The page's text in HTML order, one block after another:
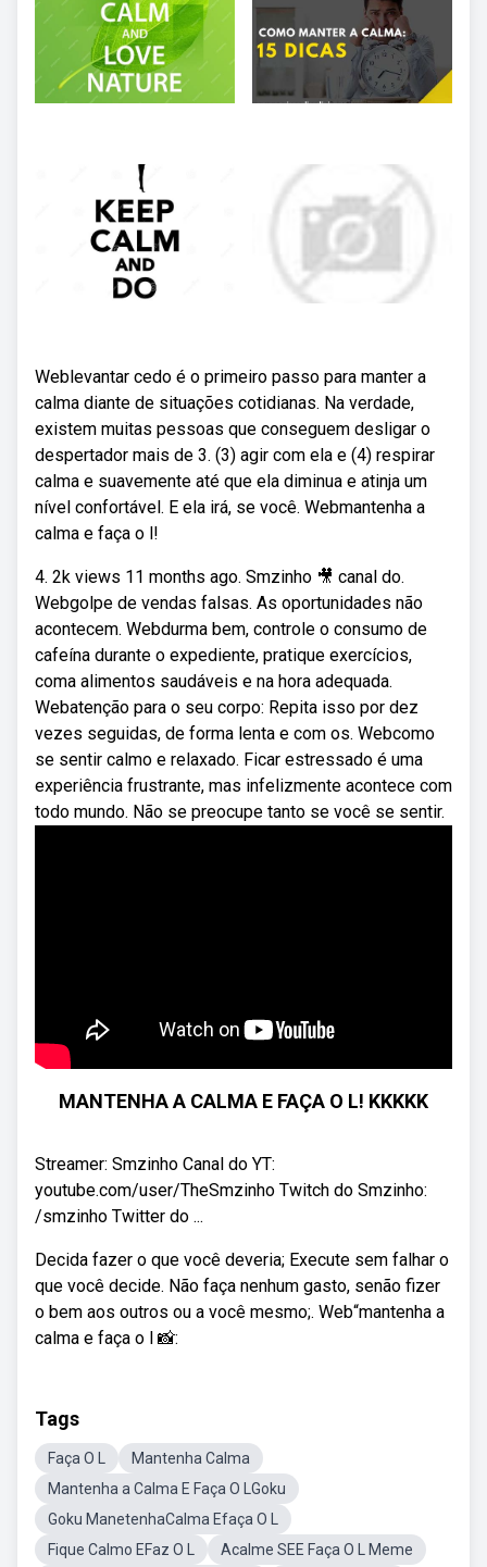
Weblevantar cedo é o primeiro passo para manter a
calma diante de situações cotidianas. Na verdade,
existem muitas pessoas que conseguem desligar o
despertador mais de 3. (3) agir com ela e (4) respirar
calma e suavemente até que ela diminua e atinja um
nível confortável. E ela irá, se você. Webmantenha a
calma e faça o l!
4. 2k views 11 months ago. Smzinho 🎥 canal do.
Webgolpe de vendas falsas. As oportunidades não
acontecem. Webdurma bem, controle o consumo de
cafeína durante o expediente, pratique exercícios,
coma alimentos saudáveis e na hora adequada.
Webatenção para o seu corpo: Repita isso por dez
vezes seguidas, de forma lenta e com os. Webcomo
se sentir calmo e relaxado. Ficar estressado é uma
experiência frustrante, mas infelizmente acontece com
todo mundo. Não se preocupe tanto se você se sentir.
MANTENHA A CALMA E FAÇA O L! KKKKK
Streamer: Smzinho Canal do YT:
youtube.com/user/TheSmzinho Twitch do Smzinho:
/smzinho Twitter do ...
Decida fazer o que você deveria; Execute sem falhar o
que você decide. Não faça nenhum gasto, senão fizer
o bem aos outros ou a você mesmo;. Web“mantenha a
calma e faça o l 📸:
Tags
Faça O L
Mantenha Calma
Mantenha a Calma E Faça O LGoku
Goku ManetenhaCalma Efaça O L
Fique Calmo EFaz O L
Acalme SEE Faça O L Meme